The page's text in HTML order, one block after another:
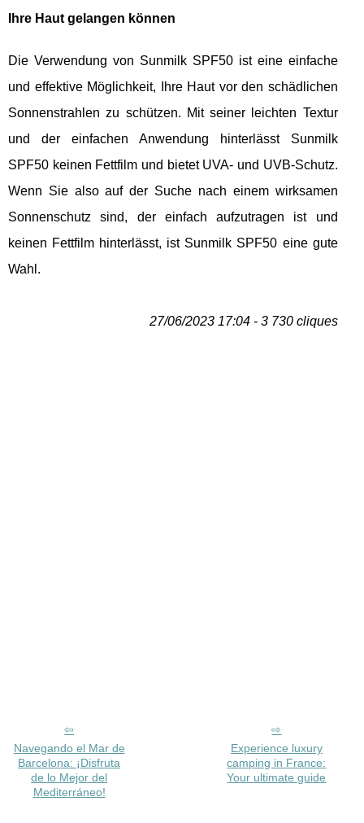
Ihre Haut gelangen können
Die Verwendung von Sunmilk SPF50 ist eine einfache
und effektive Möglichkeit, Ihre Haut vor den schädlichen
Sonnenstrahlen zu schützen. Mit seiner leichten Textur
und der einfachen Anwendung hinterlässt Sunmilk
SPF50 keinen Fettfilm und bietet UVA- und UVB-Schutz.
Wenn Sie also auf der Suche nach einem wirksamen
Sonnenschutz sind, der einfach aufzutragen ist und
keinen Fettfilm hinterlässt, ist Sunmilk SPF50 eine gute
Wahl.
27/06/2023 17:04 - 3 730 cliques
Navegando el Mar de
Barcelona: ¡Disfruta
de lo Mejor del
Mediterráneo!
Experience luxury
camping in France:
Your ultimate guide